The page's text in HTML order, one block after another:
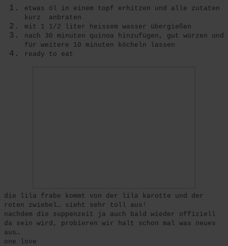
etwas öl in einem topf erhitzen und alle zutaten
kurz anbraten
mit 1 1/2 liter heissem wasser übergießen
nach 30 minuten quinoa hinzufügen, gut würzen und
für weitere 10 minuten köcheln lassen
ready to eat
die lila frabe kommt von der lila karotte und der
roten zwiebel… sieht sehr toll aus!
nachdem die suppenzeit ja auch bald wieder offiziell
da sein wird, probieren wir halt schon mal was neues
aus…
one love